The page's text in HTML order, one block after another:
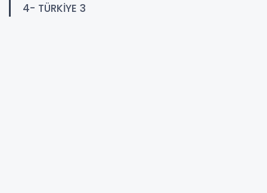
4- TÜRKİYE 3